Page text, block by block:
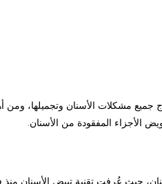
مشكلات الأسنان وتجميلها، ومن
الأجزاء المفقودة من الأسنان.
حيث عُرفت تقنية تبيض الأسنان